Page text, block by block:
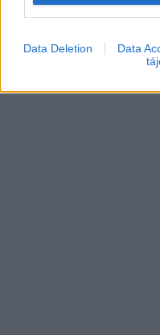
Data Deletion Data